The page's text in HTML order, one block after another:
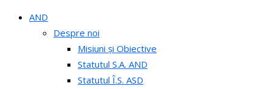
AND
Despre noi
Misiuni și Obiective
Statutul S.A. AND
Statutul Î.S. ASD